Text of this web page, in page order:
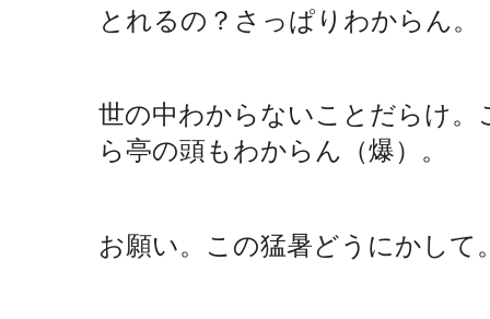
とれるの？さっぱりわからん。
世の中わからないことだらけ
ら亭の頭もわからん（爆）。
お願い。この猛暑どうにかして